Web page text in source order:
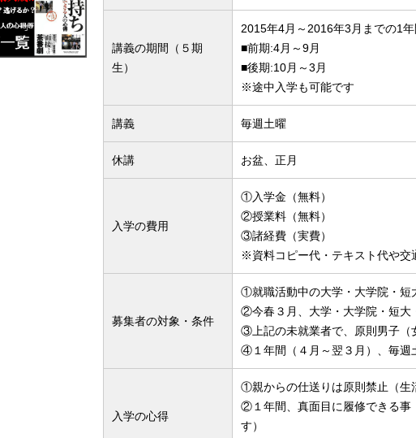
講義の期間（５期
生）
2015年4月～2016年3月までの1年
■前期:4月～9月
■後期:10月～3月
※途中入学も可能です
講義 毎週土曜
休講 お盆、正月
入学の費用
①入学金（無料）
②授業料（無料）
③諸経費（実費）
※資料コピー代・テキスト代や交
募集者の対象・条件
①就職活動中の大学・大学院・短
②今春３月、大学・大学院・短大
③上記の未就業者で、原則男子（
④１年間（４月～翌３月）、毎週
入学の心得
①親からの仕送りは原則禁止（生
②１年間、真面目に履修できる
す）